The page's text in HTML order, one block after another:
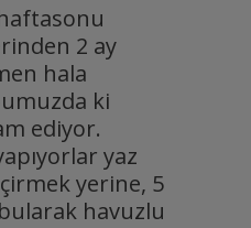
2 ay
hala
ki
ediyor.
yaz
yerine, 5
havuzlu